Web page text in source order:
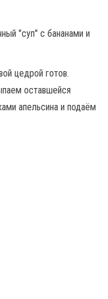
цедрой готов.
оставшейся
апельсина и подаём